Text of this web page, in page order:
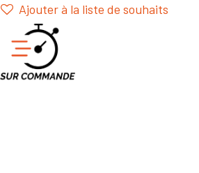
Ajouter à la liste de souhaits